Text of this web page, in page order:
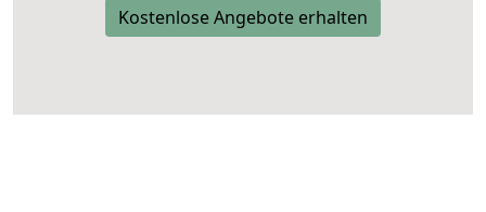
Kostenlose Angebote erhalten